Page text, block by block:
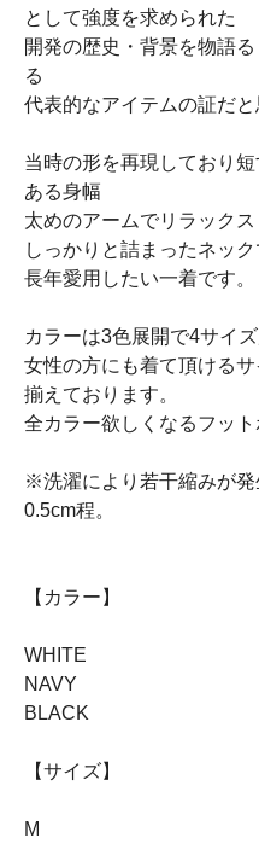
として強度を求められた
開発の歴史・背景を物語
る
代表的なアイテムの証だと
当時の形を再現しており
ある身幅
太めのアームでリラック
しっかりと詰まったネック
長年愛用したい一着です。
カラーは3色展開で4サイズ
女性の方にも着て頂ける
揃えております。
全カラー欲しくなるフット
※洗濯により若干縮みが
0.5cm程。
【カラー】
WHITE
NAVY
BLACK
【サイズ】
M